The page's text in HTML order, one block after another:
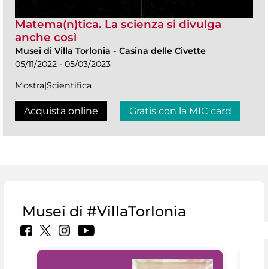
Matema(n)tica. La scienza si divulga
anche così
Musei di Villa Torlonia - Casina delle Civette
05/11/2022 - 05/03/2023
Mostra|Scientifica
Acquista online Gratis con la MIC card
Musei di #VillaTorlonia